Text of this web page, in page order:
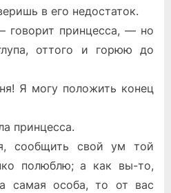
в его недостаток.
принцесса, — но
оттого и горюю до
Я могу положить конец
принцесса.
сообщить свой ум той
полюблю; а как вы-то,
самая особа, то от вас